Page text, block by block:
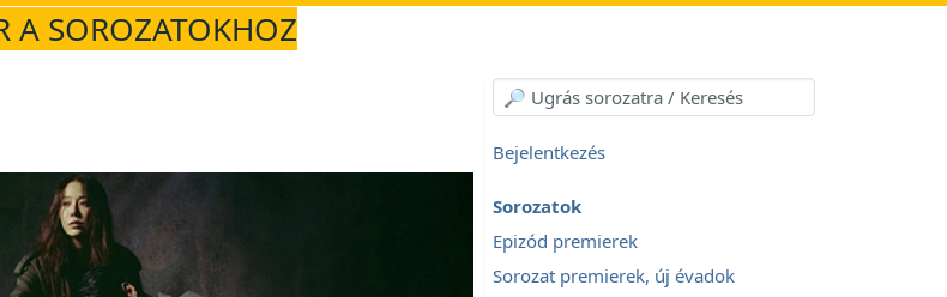
A SOROZATOKHOZ
Bejelentkezés
Sorozatok
Epizód premierek
Sorozat premierek, új évadok